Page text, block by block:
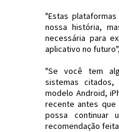
"Estas
nossa história,
necessária para
aplicativo no
"Se você tem
sistemas
modelo Android,
recente antes
possa continuar
recomendação